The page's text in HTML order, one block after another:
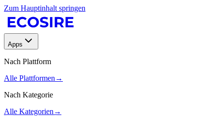
Zum Hauptinhalt springen
Apps
Nach Plattform
Alle Plattformen →
Nach Kategorie
Alle Kategorien →